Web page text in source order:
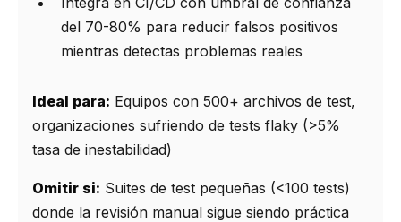
del 70-80% para reducir falsos positivos
mientras detectas problemas reales
Ideal para: Equipos con 500+ archivos de test,
organizaciones sufriendo de tests flaky (>5%
tasa de inestabilidad)
Omitir si: Suites de test pequeñas (<100 tests)
donde la revisión manual sigue siendo práctica